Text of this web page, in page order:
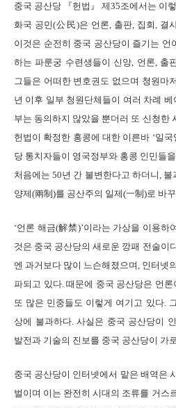
중국 공산당 『헌법』 제35조에서는 이
화국 공민(公民)은 언론, 출판, 집회, 결
이것은 순전히 중국 공산당이 즐기는 언
하는 파룬궁 수련생들이 신앙, 언론, 출
그들은 어떠한 변호권도 없으며 청원마
년 이후 일부 청원단체들이 여러 차례
부는 동의하지 않았을 뿐더러 또 신청한
헌법이 확정한 홍콩에 대한 이른바 ‘일
당 통치자들이 영국정부와 홍콩 인민들
처음에는 50년 간 불변한다고 하더니, 불
양제(兩制)를 공산주의 일제(一制)로 바
‘언론 해금(解禁)’이라는 가상을 이용하
것은 중국 공산당의 새로운 깡패 전술이
엔 과거보다 많이 느슨해졌으며, 인터넷
파되고 있다. 때문에 중국 공산당은 언
또 많은 민중들도 이렇게 여기고 있다.
상에 불과하다. 사실은 중국 공산당이
발전과 기술의 진보를 중국 공산당이 가
중국 공산당이 인터넷에서 맡은 배역은
벌이며 이는 완전히 시대의 조류를 거스